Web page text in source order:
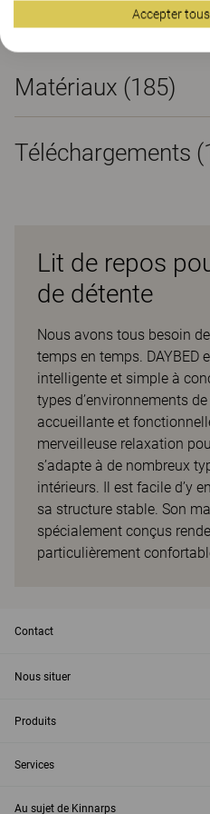
Propriétés
Matériaux (185)
Téléchargements (
Lit de repos
de détente
Nous avons tous besoin
temps en temps. DAYBED
intelligente et simple à
types d’environnements
accueillante et
merveilleuse relaxation
s’adapte à de nombreux
intérieurs. Il est facile d’y
sa structure stable. Son
spécialement conçus
particulièrement
Contact
Nous situer
Produits
Services
Au sujet de Kinnarps
Accepter